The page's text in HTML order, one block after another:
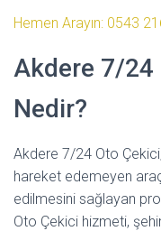
Hemen Arayın: 0543
Akdere 7/24
Nedir?
Akdere 7/24 Oto
hareket edemeyen
edilmesini sağlayan
Oto Çekici hizmeti,